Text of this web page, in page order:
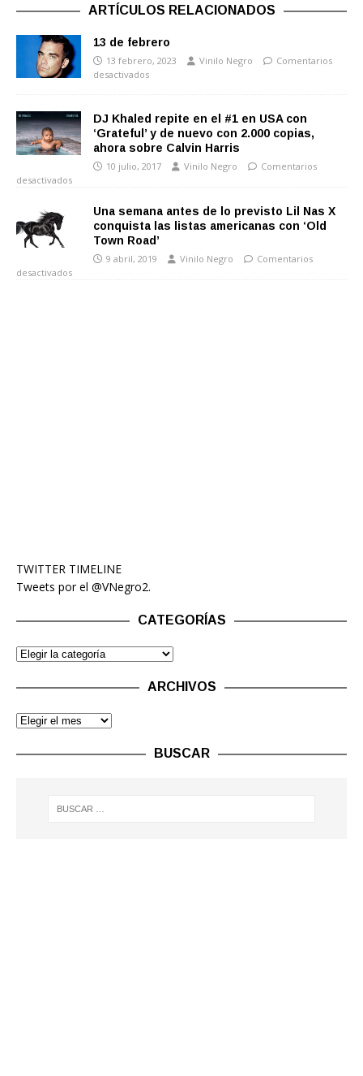
ARTÍCULOS RELACIONADOS
13 de febrero
13 febrero, 2023 Vinilo Negro
Comentarios
desactivados
DJ Khaled repite en el #1 en USA con
‘Grateful’ y de nuevo con 2.000 copias,
ahora sobre Calvin Harris
10 julio, 2017 Vinilo Negro
Comentarios
desactivados
Una semana antes de lo previsto Lil Nas X
conquista las listas americanas con ‘Old
Town Road’
9 abril, 2019 Vinilo Negro
Comentarios
desactivados
TWITTER TIMELINE
Tweets por el @VNegro2.
CATEGORÍAS
ARCHIVOS
BUSCAR